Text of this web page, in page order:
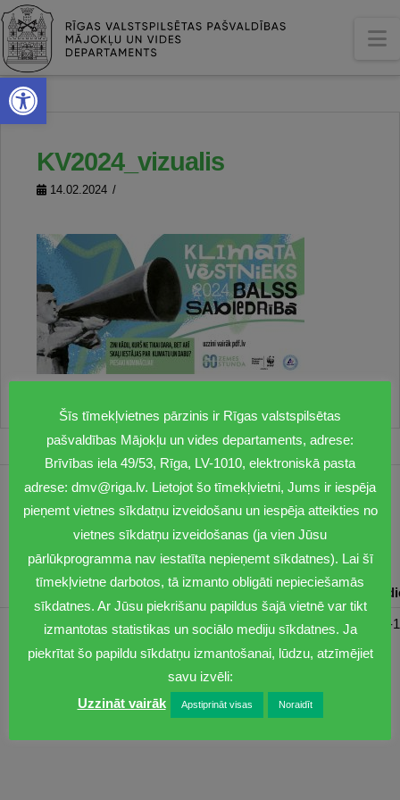
Open toolbar
KV2024_vizualis
14.02.2024
1201
dmv@riga.lv
Pirmdiena Ceturtdiena
08:30-17:00 08:00-17:00 08:00-17:00 08:00-17:00 08:00-
Šīs tīmekļvietnes pārzinis ir Rīgas valstspilsētas
pašvaldības Mājokļu un vides departaments, adrese:
Brīvības iela 49/53, Rīga, LV-1010, elektroniskā pasta
adrese: dmv@riga.lv. Lietojot šo tīmekļvietni, Jums ir iespēja
pieņemt vietnes sīkdatņu izveidošanu un iespēja atteikties no
vietnes sīkdatņu izveidošanas (ja vien Jūsu
pārlūkprogramma nav iestatīta nepieņemt sīkdatnes). Lai šī
tīmekļvietne darbotos, tā izmanto obligāti nepieciešamās
sīkdatnes. Ar Jūsu piekrišanu papildus šajā vietnē var tikt
izmantotas statistikas un sociālo mediju sīkdatnes. Ja
piekrītat šo papildu sīkdatņu izmantošanai, lūdzu, atzīmējiet
savu izvēli:
Uzzināt vairāk
Apstiprināt visas Noraidīt